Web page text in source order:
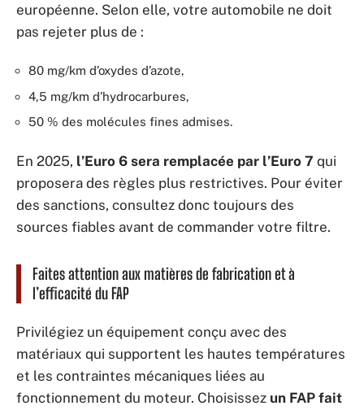
européenne. Selon elle, votre automobile ne doit
pas rejeter plus de :
80 mg/km d’oxydes d’azote,
4,5 mg/km d’hydrocarbures,
50 % des molécules fines admises.
En 2025, l’Euro 6 sera remplacée par l’Euro 7 qui
proposera des règles plus restrictives. Pour éviter
des sanctions, consultez donc toujours des
sources fiables avant de commander votre filtre.
Faites attention aux matières de fabrication et à
l’efficacité du FAP
Privilégiez un équipement conçu avec des
matériaux qui supportent les hautes températures
et les contraintes mécaniques liées au
fonctionnement du moteur. Choisissez un FAP fait